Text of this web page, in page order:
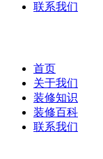
联系我们
首页
关于我们
装修知识
装修百科
联系我们